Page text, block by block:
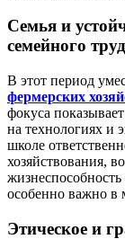
Семья и
семейного
В этот период
фермерских
фокуса
на технологиях и
школе
хозяйствования,
особенно важно в
Этическое и